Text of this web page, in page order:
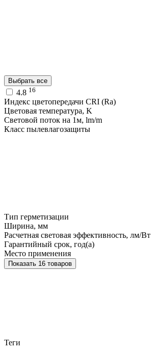
Выбрать все
4.8 16
Индекс цветопередачи CRI (Ra)
Цветовая температура, K
Световой поток на 1м, lm/m
Класс пылевлагозащиты
Тип герметизации
Ширина, мм
Расчетная световая эффективность, лм/Вт
Гарантийный срок, год(а)
Место применения
Показать 16 товаров
Теги